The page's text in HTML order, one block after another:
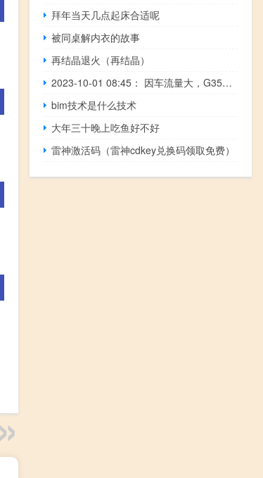
拜年当天几点起床合适呢
被同桌解内衣的故事
再结晶退火（再结晶）
2023-10-01 08:45： 因车流量大，G35济广高速K021+000广州方向车辆通行缓慢。 A64idDYy ​​​
bim技术是什么技术
大年三十晚上吃鱼好不好
雷神激活码（雷神cdkey兑换码领取免费）